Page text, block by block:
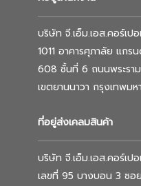
บริษัท จี.เอ็ม.เอส.คอร์เป
1011 อาคารศุภาลัย แกร
608 ชั้นที่ 6 ถนนพระรา
เขตยานนาวา กรุงเทพม
ที่อยู่ส่งเคลมสินค้า
บริษัท จี.เอ็ม.เอส.คอร์เป
เลขที่ 95 บางบอน 3 ซอ